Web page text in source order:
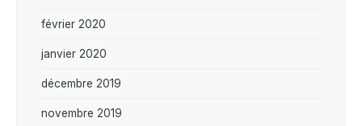
février 2020
janvier 2020
décembre 2019
novembre 2019